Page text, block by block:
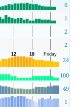
6
1
2
2
24
1006
49
1